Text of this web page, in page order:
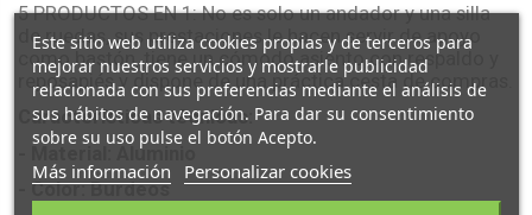
5 PRODUCTOS EN 1: No es solo un andador y una silla
de ruedas, sus prestaciones le hacen servir de apoyo
como bastón, tiene un cómodo asiento con respaldo y
reposapiés y dispone de una práctica cesta de compras.
Características técnicas:
- Material: Aluminio
- Color: Burdeos
Este sitio web utiliza cookies propias y de terceros para
mejorar nuestros servicios y mostrarle publicidad
relacionada con sus preferencias mediante el análisis de
sus hábitos de navegación. Para dar su consentimiento
sobre su uso pulse el botón Acepto.
Más información Personalizar cookies